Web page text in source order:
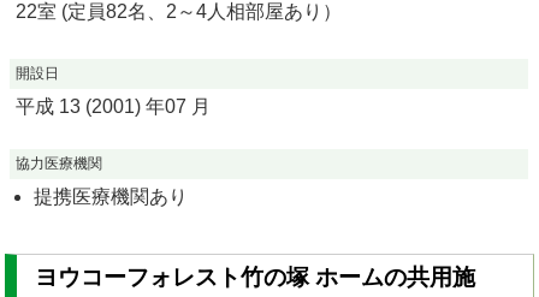
22室 (定員82名、2～4人相部屋あり）
開設日
平成 13 (2001) 年07 月
協力医療機関
提携医療機関あり
ヨウコーフォレスト竹の塚 ホームの共用施